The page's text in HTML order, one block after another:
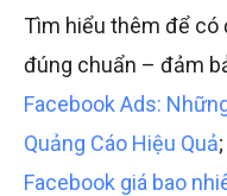
Tìm hiểu thêm để có
đúng chuẩn – đảm
Facebook Ads:
Quảng Cáo Hiệu Quả;
Facebook giá bao